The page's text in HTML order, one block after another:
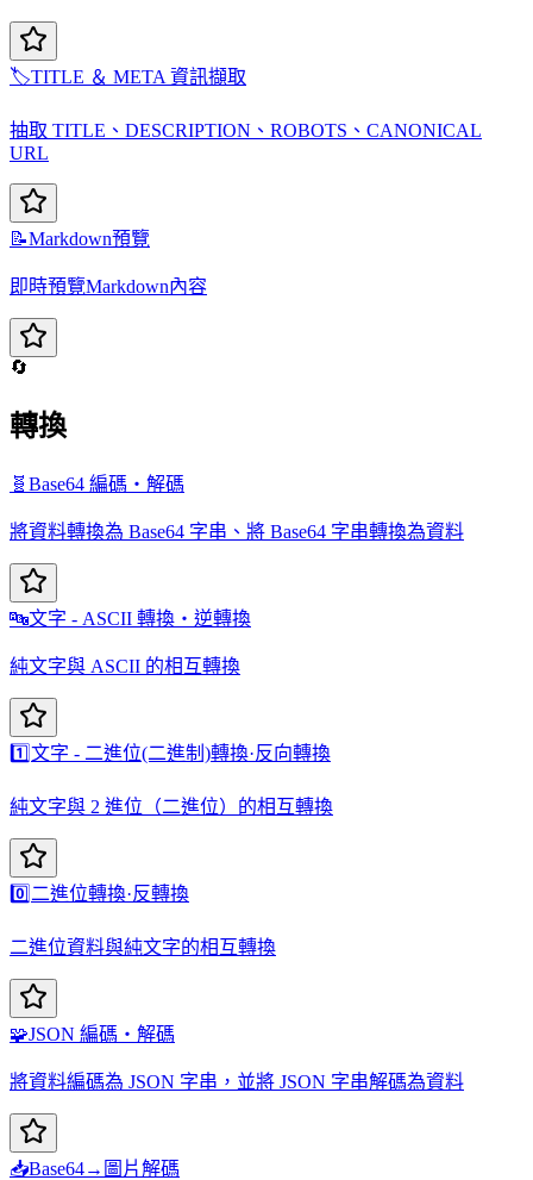
🏷️TITLE ＆ META 資訊擷取
抽取 TITLE、DESCRIPTION、ROBOTS、CANONICAL
URL
📝Markdown預覽
即時預覽Markdown內容
🔄
轉換
🧬 Base64 編碼・解碼
將資料轉換為 Base64 字串、將 Base64 字串轉換為資料
🔤文字 - ASCII 轉換・逆轉換
純文字與 ASCII 的相互轉換
1️⃣文字 - 二進位(二進制)轉換·反向轉換
純文字與 2 進位（二進位）的相互轉換
0️⃣ 二進位轉換·反轉換
二進位資料與純文字的相互轉換
🧩JSON 編碼・解碼
將資料編碼為 JSON 字串，並將 JSON 字串解碼為資料
📥Base64→圖片解碼